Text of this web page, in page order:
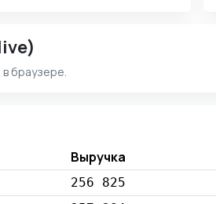
браузере.
Выручка
256 825